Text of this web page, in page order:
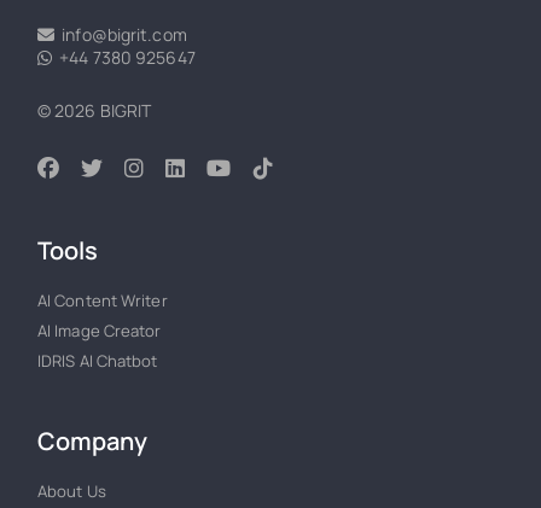
info@bigrit.com
+44 7380 925647
© 2026 BIGRIT
Tools
AI Content Writer
AI Image Creator
IDRIS AI Chatbot
Company
About Us